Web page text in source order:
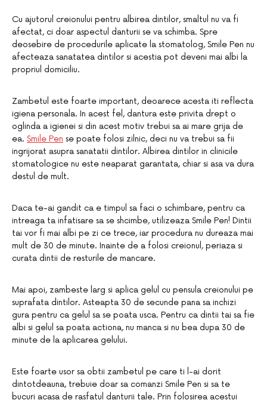
Cu ajutorul creionului pentru albirea dintilor, smaltul nu va fi
afectat, ci doar aspectul danturii se va schimba. Spre
deosebire de procedurile aplicate la stomatolog, Smile Pen nu
afecteaza sanatatea dintilor si acestia pot deveni mai albi la
propriul domiciliu.
Zambetul este foarte important, deoarece acesta iti reflecta
igiena personala. In acest fel, dantura este privita drept o
oglinda a igienei si din acest motiv trebui sa ai mare grija de
ea. Smile Pen se poate folosi zilnic, deci nu va trebui sa fii
ingrijorat asupra sanatatii dintilor. Albirea dintilor in clinicile
stomatologice nu este neaparat garantata, chiar si asa va dura
destul de mult.
Daca te-ai gandit ca e timpul sa faci o schimbare, pentru ca
intreaga ta infatisare sa se shcimbe, utilizeaza Smile Pen! Dintii
tai vor fi mai albi pe zi ce trece, iar procedura nu dureaza mai
mult de 30 de minute. Inainte de a folosi creionul, periaza si
curata dintii de resturile de mancare.
Mai apoi, zambeste larg si aplica gelul cu pensula creionului pe
suprafata dintilor. Asteapta 30 de secunde pana sa inchizi
gura pentru ca gelul sa se poata usca. Pentru ca dintii tai sa fie
albi si gelul sa poata actiona, nu manca si nu bea dupa 30 de
minute de la aplicarea gelului.
Este foarte usor sa obtii zambetul pe care ti l-ai dorit
dintotdeauna, trebuie doar sa comanzi Smile Pen si sa te
bucuri acasa de rasfatul danturii tale. Prin folosirea acestui